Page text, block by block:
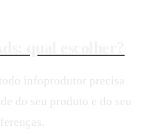
infoprodutor precisa
do seu produto e do seu